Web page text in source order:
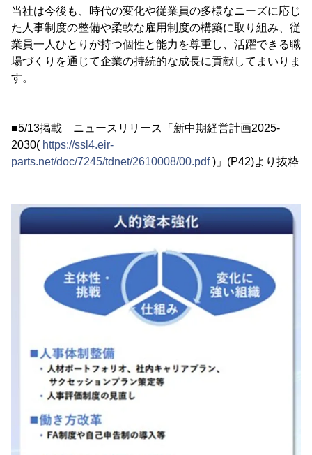
当社は今後も、時代の変化や従業員の多様なニーズに応じ
た人事制度の整備や柔軟な雇用制度の構築に取り組み、従
業員一人ひとりが持つ個性と能力を尊重し、活躍できる職
場づくりを通じて企業の持続的な成長に貢献してまいりま
す。
■5/13掲載 ニュースリリース「新中期経営計画2025-
2030( https://ssl4.eir-
parts.net/doc/7245/tdnet/2610008/00.pdf)」(P42)より抜粋